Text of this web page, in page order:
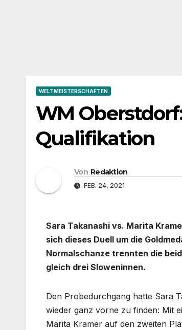
WELTMEISTERSCHAFTEN
WM
Qualifikation
Von Redaktion
FEB. 24, 2021
Sara Takanashi vs. Marita
sich dieses Duell um die
Normalschanze trennten die
gleich drei Sloweninnen.
Den Probedurchgang hatte Sara
wieder ganz vorne zu finden: Mit
Marita Kramer auf den zweiten